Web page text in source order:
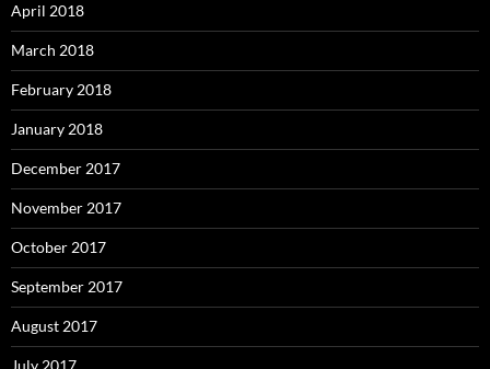
April 2018
March 2018
February 2018
January 2018
December 2017
November 2017
October 2017
September 2017
August 2017